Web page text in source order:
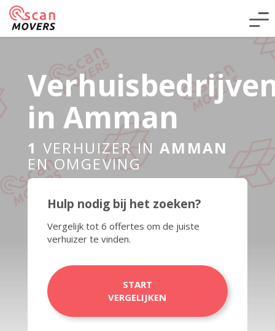
in Amman
1 VERHUIZER IN AMMAN
EN OMGEVING
Hulp nodig bij het zoeken?
Vergelijk tot 6 offertes om de juiste
verhuizer te vinden.
START
VERGELIJKEN